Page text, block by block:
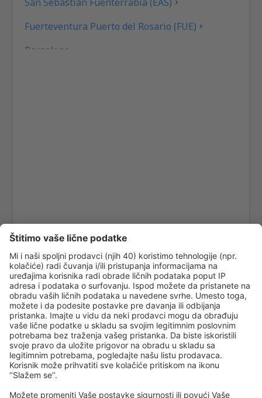
Fuerteventura Puerto del Rosario (FUE)
Barselona
Arrecife Lanzarote (ACE)
Santiago de Compostela Lavacolla (SCQ)
Leon Airport (LEN)
Lleida-Alguaire Airport (ILD)
Madrid Barajas (MAD)
Valencia Manises (VLC)